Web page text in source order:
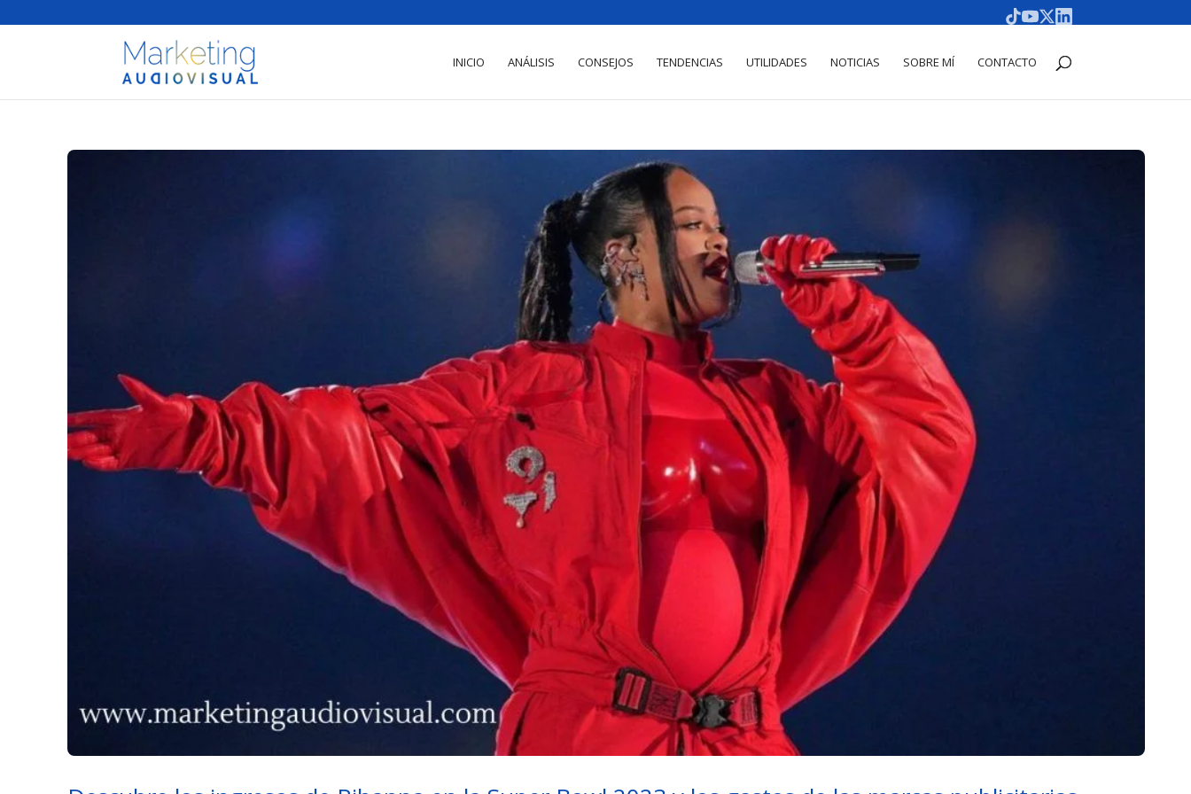
INICIO ANÁLISIS CONSEJOS TENDENCIAS UTILIDADES NOTICIAS SOBRE MÍ CONTACTO